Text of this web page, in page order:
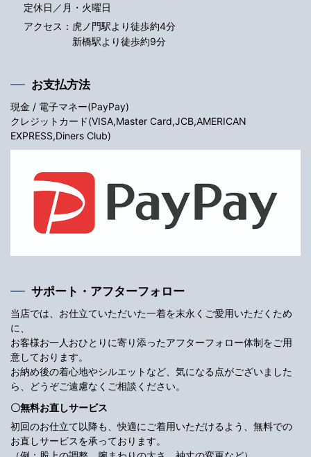
定休日／月・火曜日
アクセス： 虎ノ門駅より徒歩約4分
新橋駅より徒歩約9分
お支払方法
現金 / 電子マネー(PayPay)
クレジットカード(VISA,Master Card,JCB,AMERICAN
EXPRESS,Diners Club)
サポート・アフターフォロー
当店では、お仕立ていただいた一着を末永くご愛用いただくため
に、
お客様お一人おひとりに寄り添ったアフターフォロー体制をご用
意しております。
お納め後の着心地やシルエットなど、気になる点がございました
ら、どうぞご遠慮なくご相談ください。
〇無料お直しサービス
初回のお仕立て以降も、快適にご着用いただけるよう、無料での
お直しサービスを承っております。